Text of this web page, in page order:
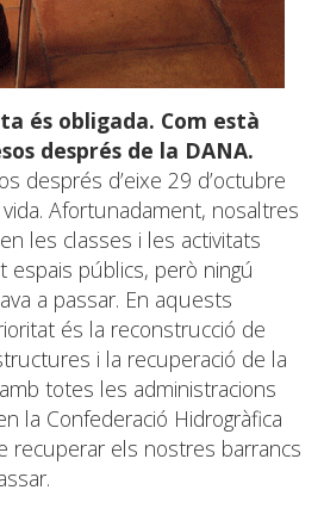
és obligada. Com està
després de la DANA.
després d’eixe 29 d’octubre
Afortunadament, nosaltres
les classes i les activitats
espais públics, però ningú
a passar. En aquests
és la reconstrucció de
i la recuperació de la
totes les administracions
la Confederació Hidrogràfica
recuperar els nostres barrancs